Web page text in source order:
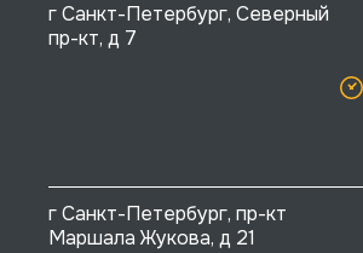
г Санкт-Петербург, Северный
пр-кт, д 7
г Санкт-Петербург, пр-кт
Маршала Жукова, д 21